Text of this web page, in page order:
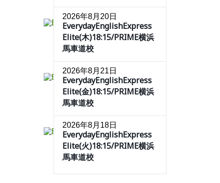
2026年8月20日
EverydayEnglishExpress
Elite(木)18:15/PRIME横浜
馬車道校
2026年8月21日
EverydayEnglishExpress
Elite(金)18:15/PRIME横浜
馬車道校
2026年8月18日
EverydayEnglishExpress
Elite(火)18:15/PRIME横浜
馬車道校